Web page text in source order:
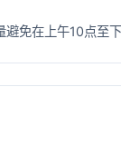
免在上午10点至下